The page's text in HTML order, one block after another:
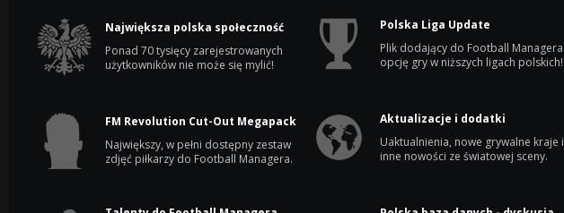
Największa polska społeczność
Ponad 70 tysięcy zarejestrowanych
użytkowników nie może się mylić!
Polska Liga Update
Plik dodający do Football Managera
opcję gry w niższych ligach polskich!
FM Revolution Cut-Out Megapack
Największy, w pełni dostępny zestaw
zdjęć piłkarzy do Football Managera.
Aktualizacje i dodatki
Uaktualnienia, nowe grywalne kraje i
inne nowości ze światowej sceny.